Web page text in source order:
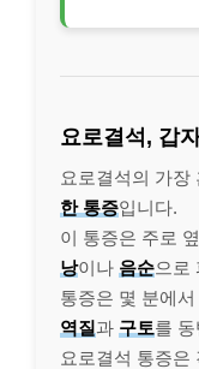
요로결석, 갑
요로결석의 가장
한 통증입니다.
이 통증은 주로
낭이나 음순으로
통증은 몇 분에
역질과 구토를
요로결석 통증은